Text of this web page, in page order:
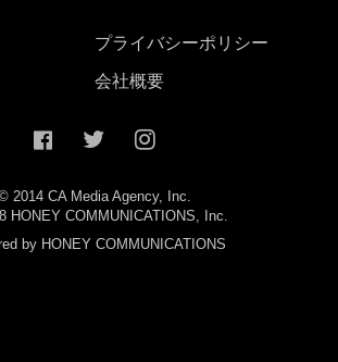
プライバシーポリシー
会社概要
2014 CA Media Agency, Inc.
HONEY COMMUNICATIONS, Inc.
by HONEY COMMUNICATIONS